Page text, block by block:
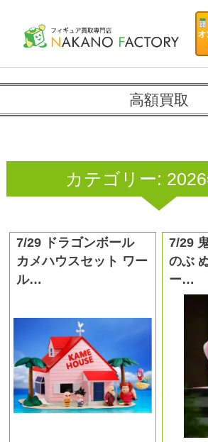
高額買取
カテゴリー:
7/29 ドラゴンボール
カメハウスセット ワー
ル…
7/29
のぶ
ー…